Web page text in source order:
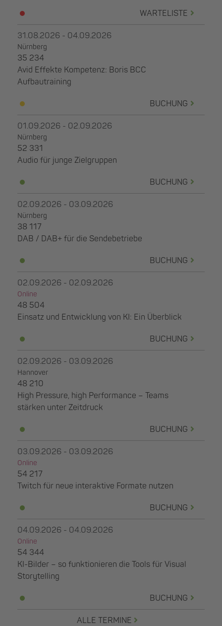
WARTELISTE
31.08.2026 - 04.09.2026
Nürnberg
Avid Effekte Kompetenz: Boris BCC
Aufbautraining
35 234
BUCHUNG
01.09.2026 - 02.09.2026
Nürnberg
Audio für junge Zielgruppen
52 331
BUCHUNG
02.09.2026 - 03.09.2026
Nürnberg
DAB / DAB+ für die Sendebetriebe
38 117
BUCHUNG
02.09.2026 - 02.09.2026
Online
Einsatz und Entwicklung von KI: Ein Überblick
48 504
BUCHUNG
02.09.2026 - 03.09.2026
Hannover
High Pressure, high Performance – Teams
stärken unter Zeitdruck
48 210
BUCHUNG
03.09.2026 - 03.09.2026
Online
Twitch für neue interaktive Formate nutzen
54 217
BUCHUNG
04.09.2026 - 04.09.2026
Online
KI-Bilder – so funktionieren die Tools für Visual
Storytelling
54 344
BUCHUNG
ALLE TERMINE